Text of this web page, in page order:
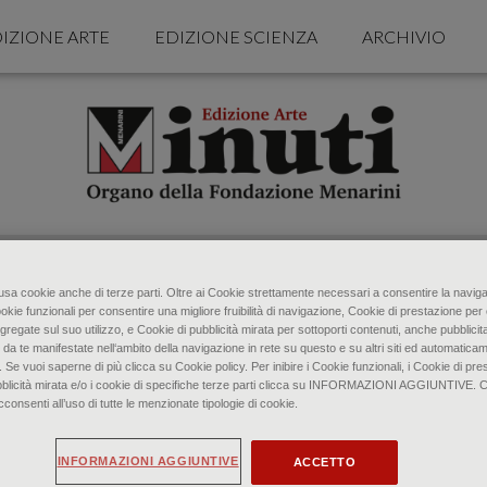
ARTE EDIZIONE SCIENZA ARCHIVIO
della Scoperta (studio), 1866-67 - Istituto Matteucci Viareggio ©
la lezione di
di Federico Poletti • Gennaio 2022
cookie anche di terze parti. Oltre ai Cookie strettamente necessari a consentire la
funzionali per consentire una migliore fruibilità di navigazione, Cookie di prestazione per
sul suo utilizzo, e Cookie di pubblicità mirata per sottoporti contenuti, anche
te manifestate nell‘ambito della navigazione in rete su questo e su altri siti ed
Se vuoi saperne di più clicca su Cookie policy. Per inibire i Cookie funzionali, i Cookie di
mirata e/o i cookie di specifiche terze parti clicca su INFORMAZIONI AGGIUNTIVE.
all’uso di tutte le menzionate tipologie di cookie.
ACCETTO
INFORMAZIONI AGGIUNTIVE